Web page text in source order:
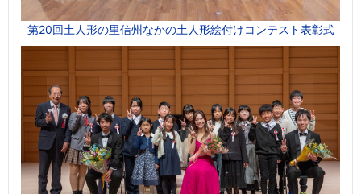
第20回土人形の里信州なかの土人形絵付けコンテスト表彰式